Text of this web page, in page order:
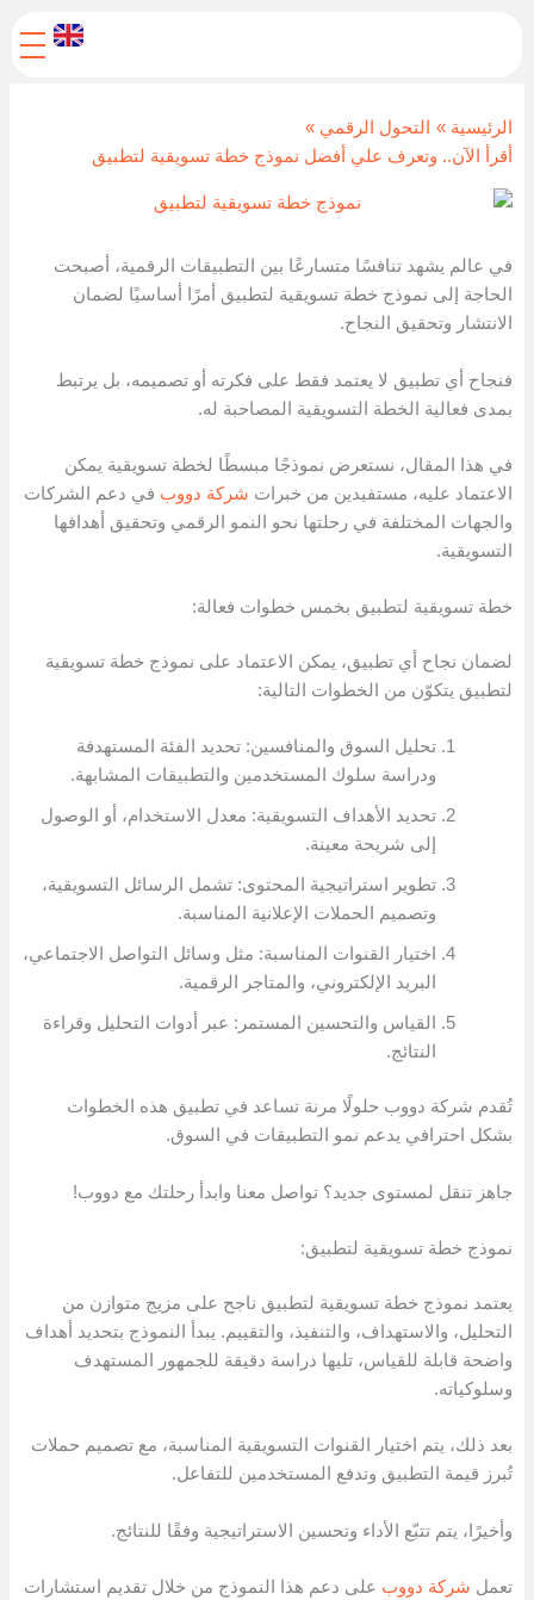
الرئيسية
التحول الرقمي
أقرأ الآن.. وتعرف علي أفضل نموذج خطة تسويقية لتطبيق
في عالم يشهد تنافسًا متسارعًا بين التطبيقات الرقمية، أصبحت
الحاجة إلى نموذج خطة تسويقية لتطبيق أمرًا أساسيًا لضمان
الانتشار وتحقيق النجاح.
فنجاح أي تطبيق لا يعتمد فقط على فكرته أو تصميمه، بل يرتبط
بمدى فعالية الخطة التسويقية المصاحبة له.
في هذا المقال، نستعرض نموذجًا مبسطًا لخطة تسويقية يمكن
الاعتماد عليه، مستفيدين من خبرات شركة دووب في دعم الشركات
والجهات المختلفة في رحلتها نحو النمو الرقمي وتحقيق أهدافها
التسويقية.
خطة تسويقية لتطبيق بخمس خطوات فعالة:
لضمان نجاح أي تطبيق، يمكن الاعتماد على نموذج خطة تسويقية
لتطبيق يتكوّن من الخطوات التالية:
تحليل السوق والمنافسين: تحديد الفئة المستهدفة
ودراسة سلوك المستخدمين والتطبيقات المشابهة.
تحديد الأهداف التسويقية: معدل الاستخدام، أو الوصول
إلى شريحة معينة.
تطوير استراتيجية المحتوى: تشمل الرسائل التسويقية،
وتصميم الحملات الإعلانية المناسبة.
اختيار القنوات المناسبة: مثل وسائل التواصل الاجتماعي،
البريد الإلكتروني، والمتاجر الرقمية.
القياس والتحسين المستمر: عبر أدوات التحليل وقراءة
النتائج.
تُقدم شركة دووب حلولًا مرنة تساعد في تطبيق هذه الخطوات
بشكل احترافي يدعم نمو التطبيقات في السوق.
جاهز تنقل لمستوى جديد؟ تواصل معنا وابدأ رحلتك مع دووب!
نموذج خطة تسويقية لتطبيق:
يعتمد نموذج خطة تسويقية لتطبيق ناجح على مزيج متوازن من
التحليل، والاستهداف، والتنفيذ، والتقييم. يبدأ النموذج بتحديد أهداف
واضحة قابلة للقياس، تليها دراسة دقيقة للجمهور المستهدف
وسلوكياته.
بعد ذلك، يتم اختيار القنوات التسويقية المناسبة، مع تصميم حملات
تُبرز قيمة التطبيق وتدفع المستخدمين للتفاعل.
وأخيرًا، يتم تتبّع الأداء وتحسين الاستراتيجية وفقًا للنتائج.
تعمل شركة دووب على دعم هذا النموذج من خلال تقديم استشارات